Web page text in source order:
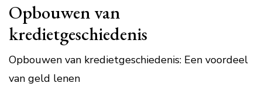
Opbouwen van
kredietgeschiedenis
Opbouwen van kredietgeschiedenis: Een voordeel
van geld lenen